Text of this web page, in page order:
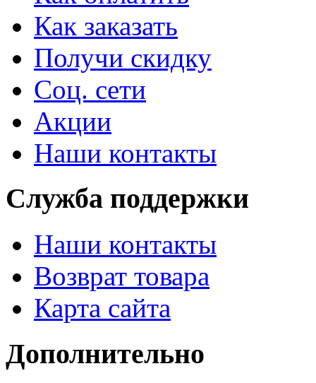
Как заказать
Получи скидку
Соц. сети
Акции
Наши контакты
Служба поддержки
Наши контакты
Возврат товара
Карта сайта
Дополнительно